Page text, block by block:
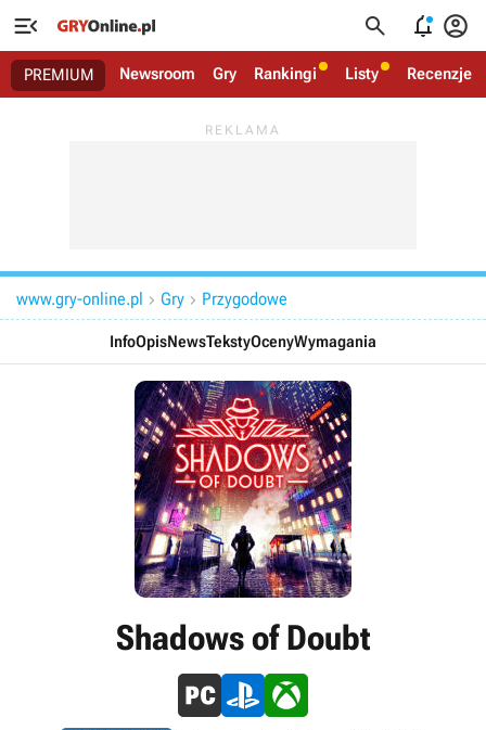
   
PREMIUM Newsroom Gry Rankingi Listy Recenzje
www.gry-online.pl  Gry  Przygodowe
InfoOpisNewsTekstyOcenyWymagania
Shadows of Doubt